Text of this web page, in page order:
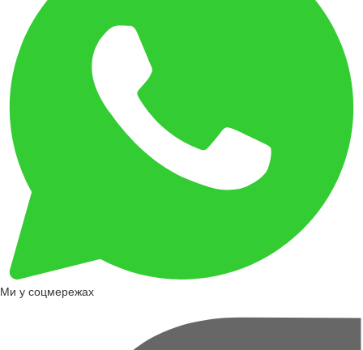
Ми у соцмережах